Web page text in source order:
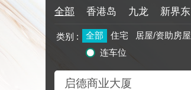
全部 香港岛 九龙 新界东
类别 : 全部 住宅 居屋/资助房屋
连车位